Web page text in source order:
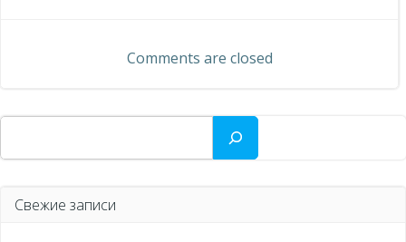
записямComments are closed
Поиск
Свежие записи